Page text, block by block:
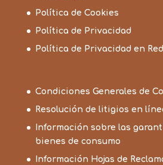
Política de Cookies
Política de Privacidad
Política de Privacidad en
Condiciones Generales de
Resolución de litigios en
Información sobre las
bienes de consumo
Información Hojas de